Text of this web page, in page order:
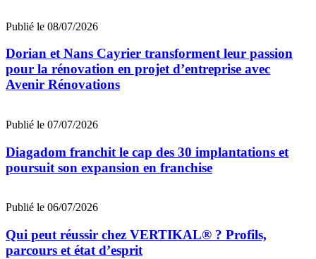
Publié le 08/07/2026
Dorian et Nans Cayrier transforment leur passion
pour la rénovation en projet d’entreprise avec
Avenir Rénovations
Publié le 07/07/2026
Diagadom franchit le cap des 30 implantations et
poursuit son expansion en franchise
Publié le 06/07/2026
Qui peut réussir chez VERTIKAL® ? Profils,
parcours et état d’esprit